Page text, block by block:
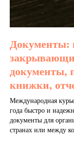
Документы:
документы,
книжки,
Международная
года быстро и
документы для
странах или между